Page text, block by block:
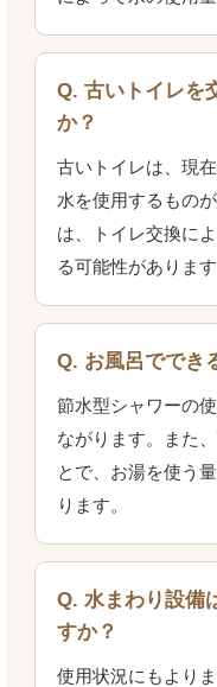
Q. 古いトイレを
か？
古いトイレは、現
水を使用するもの
は、トイレ交換に
る可能性があります
Q. お風呂ででき
節水型シャワーの
ながります。また
とで、お湯を使う
ります。
Q. 水まわり設備
すか？
使用状況にもより